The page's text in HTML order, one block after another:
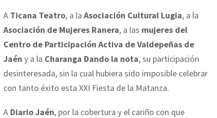
A Ticana Teatro, a la Asociación Cultural Lugia, a la
Asociación de Mujeres Ranera, a las mujeres del
Centro de Participación Activa de Valdepeñas de
Jaén y a la Charanga Dando la nota, su participación
desinteresada, sin la cual hubiera sido imposible celebrar
con tanto éxito esta XXI Fiesta de la Matanza.
A Diario Jaén, por la cobertura y el cariño con que